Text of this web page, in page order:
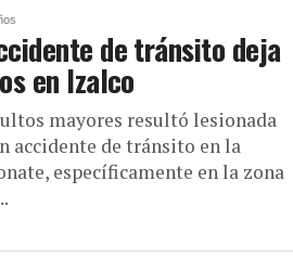
de tránsito deja
en Izalco
mayores resultó lesionada
accidente de tránsito en la
específicamente en la zona